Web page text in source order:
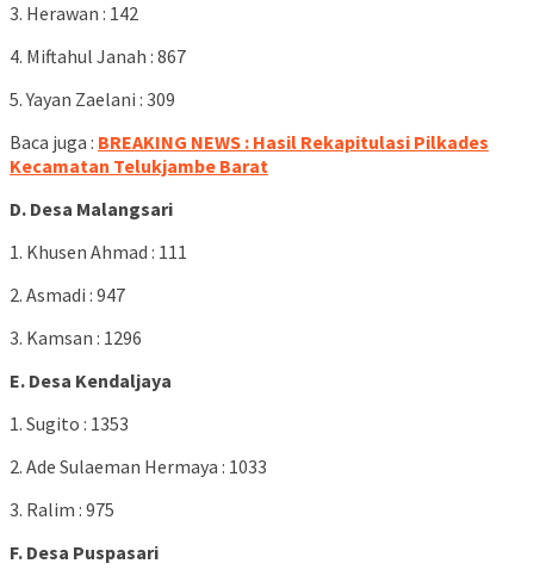
3. Herawan : 142
4. Miftahul Janah : 867
5. Yayan Zaelani : 309
Baca juga : BREAKING NEWS : Hasil Rekapitulasi Pilkades
Kecamatan Telukjambe Barat
D. Desa Malangsari
1. Khusen Ahmad : 111
2. Asmadi : 947
3. Kamsan : 1296
E. Desa Kendaljaya
1. Sugito : 1353
2. Ade Sulaeman Hermaya : 1033
3. Ralim : 975
F. Desa Puspasari